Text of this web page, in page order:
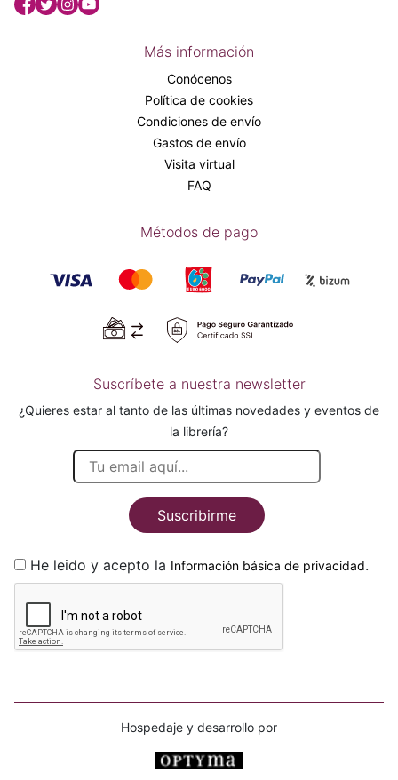
Más información
Conócenos
Política de cookies
Condiciones de envío
Gastos de envío
Visita virtual
FAQ
Métodos de pago
Suscríbete a nuestra newsletter
¿Quieres estar al tanto de las últimas novedades y eventos de
la librería?
Suscribirme
He leido y acepto la Información básica de privacidad.
Hospedaje y desarrollo por